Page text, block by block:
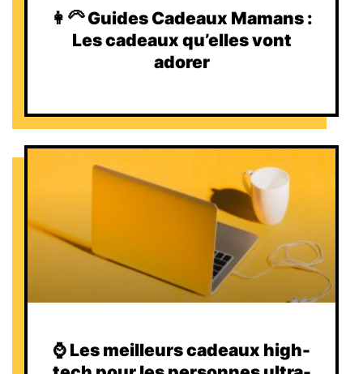
👩‍🦳 Guides Cadeaux Mamans :
Les cadeaux qu’elles vont
adorer
⌚️ Les meilleurs cadeaux high-